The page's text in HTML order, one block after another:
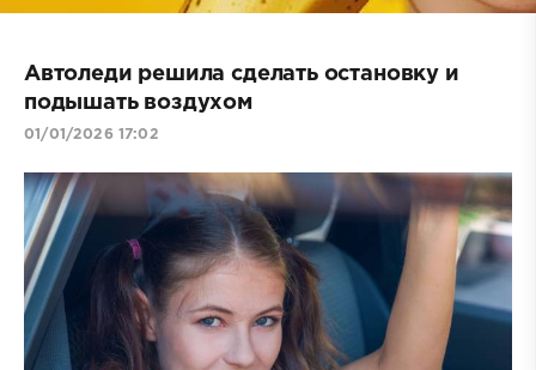
Автоледи решила сделать остановку и
подышать воздухом
01/01/2026 17:02